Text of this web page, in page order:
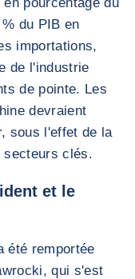
du PIB en
importations,
de l'industrie
de pointe. Les
devraient
sous l'effet de la
secteurs clés.
et le
été remportée
qui s'est